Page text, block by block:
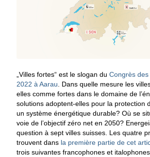
„Villes fortes“ est le slogan du Congrès
2022 à Aarau . Dans quelle mesure les
elles comme fortes dans le domaine de
solutions adoptent-elles pour la protection
un système énergétique durable? Où se
voie de l’objectif zéro net en 2050?
question à sept villes suisses. Les quatre
trouvent dansla première partie de cet
trois suivantes francophones et